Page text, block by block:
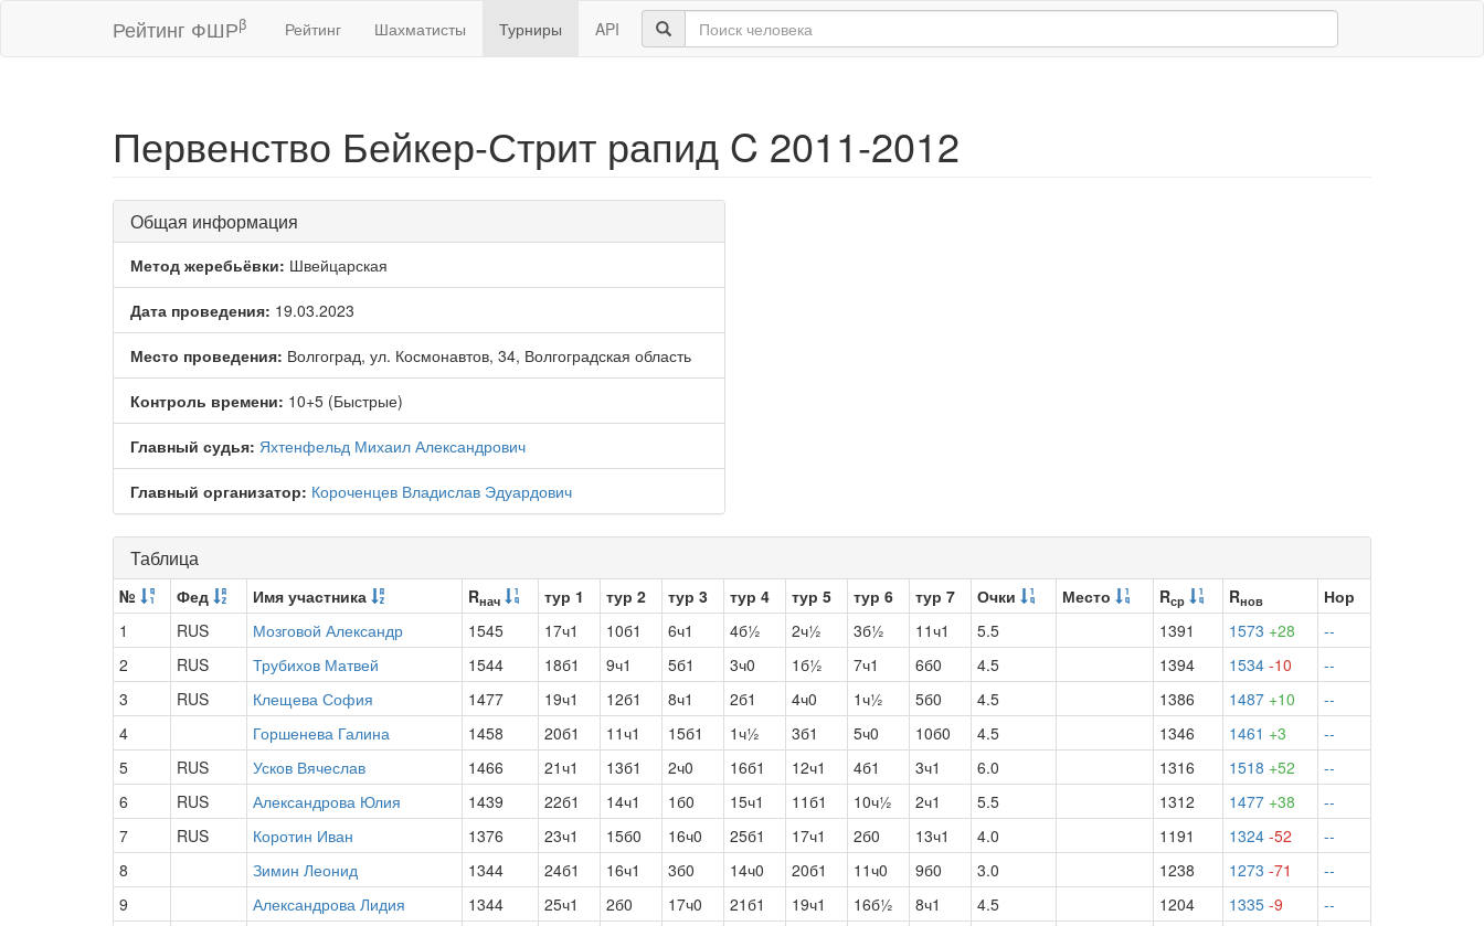
Рейтинг ФШРβ Рейтинг Шахматисты Турниры API
Первенство Бейкер-Стрит рапид C 2011-2012
Общая информация
Метод жеребьёвки: Швейцарская
Дата проведения: 19.03.2023
Место проведения: Волгоград, ул. Космонавтов, 34, Волгоградская область
Контроль времени: 10+5 (Быстрые)
Главный судья: Яхтенфельд Михаил Александрович
Главный организатор: Короченцев Владислав Эдуардович
Таблица
№ Фед Имя участника Rнач тур 1 тур 2 тур 3 тур 4 тур 5 тур 6 тур 7 Очки Место Rср Rнов
Нор
1
RUS Мозговой Александр 1545 17ч1 10б1 6ч1 4б½ 2ч½ 3б½ 11ч1 5.5 1391 1573 +28
--
2
RUS Трубихов Матвей 1544 18б1 9ч1 5б1 3ч0 1б½ 7ч1 6б0 4.5 1394 1534 -10
--
3
RUS Клещева София 1477 19ч1 12б1 8ч1 2б1 4ч0 1ч½ 5б0 4.5 1386 1487 +10
--
4
Горшенева Галина 1458 20б1 11ч1 15б1 1ч½ 3б1 5ч0 10б0 4.5 1346 1461 +3
--
5
RUS Усков Вячеслав 1466 21ч1 13б1 2ч0 16б1 12ч1 4б1 3ч1 6.0 1316 1518 +52
--
6
RUS Александрова Юлия 1439 22б1 14ч1 1б0 15ч1 11б1 10ч½ 2ч1 5.5 1312 1477 +38
--
7
RUS Коротин Иван 1376 23ч1 15б0 16ч0 25б1 17ч1 2б0 13ч1 4.0 1191 1324 -52
--
8
Зимин Леонид 1344 24б1 16ч1 3б0 14ч0 20б1 11ч0 9б0 3.0 1238 1273 -71
--
9
Александрова Лидия 1344 25ч1 2б0 17ч0 21б1 19ч1 16б½ 8ч1 4.5 1204 1335 -9
--